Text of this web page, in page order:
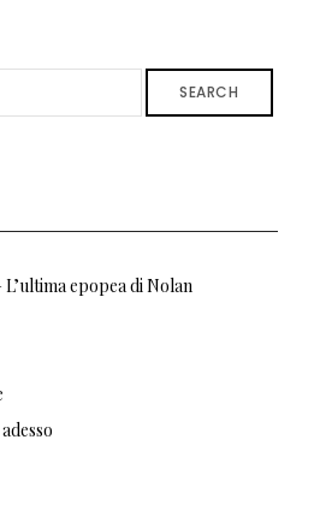
SEARCH
epopea di Nolan